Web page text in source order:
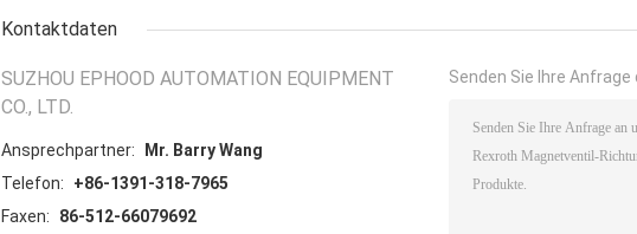
Kontaktdaten
SUZHOU EPHOOD AUTOMATION EQUIPMENT
CO., LTD.
Ansprechpartner:
Mr. Barry Wang
Telefon:
+86-1391-318-7965
Faxen:
86-512-66079692
Senden Sie Ihre